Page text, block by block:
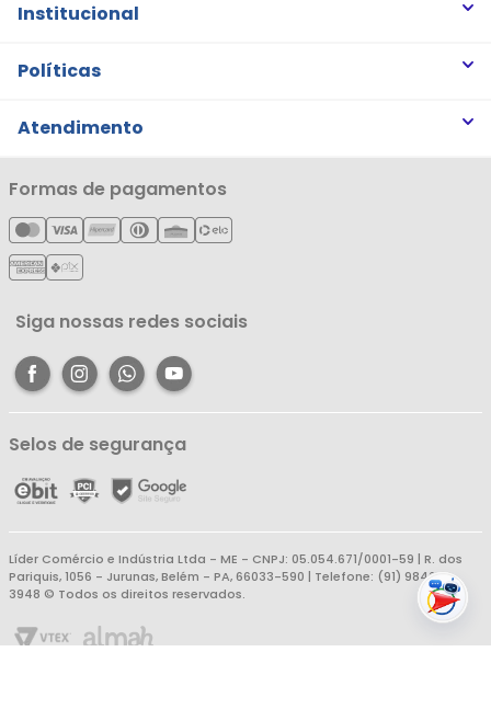
Institucional
Quem somos
Notícias
Cartão Líderzan
Políticas
Trocas e Devoluções
Política de Privacidade
Política de Entrega
Política de Reembolso
Atendimento
Minha Conta
Meus Pedidos
Meus Favoritos
Central de Atendimento
Formas de pagamentos
Siga nossas redes sociais
Selos de segurança
Líder Comércio e Indústria Ltda - ME - CNPJ: 05.054.671/0001-59 | R. dos
Pariquis, 1056 - Jurunas, Belém - PA, 66033-590 | Telefone: (91) 98403-
3948 © Todos os direitos reservados.